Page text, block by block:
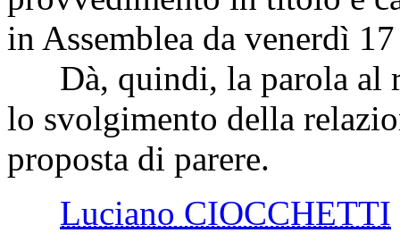
in Assemblea da venerdì
Dà, quindi, la parola al
lo svolgimento della
proposta di parere.
Luciano CIOCCHETTI